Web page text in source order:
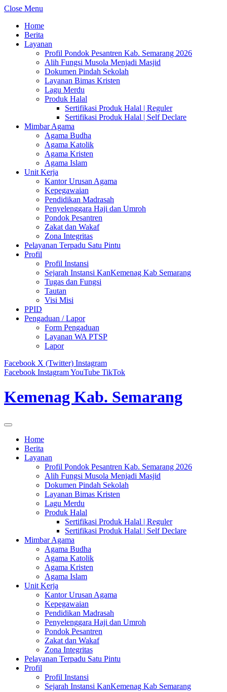
Close Menu
Home
Berita
Layanan
Profil Pondok Pesantren Kab. Semarang 2026
Alih Fungsi Musola Menjadi Masjid
Dokumen Pindah Sekolah
Layanan Bimas Kristen
Lagu Merdu
Produk Halal
Sertifikasi Produk Halal | Reguler
Sertifikasi Produk Halal | Self Declare
Mimbar Agama
Agama Budha
Agama Katolik
Agama Kristen
Agama Islam
Unit Kerja
Kantor Urusan Agama
Kepegawaian
Pendidikan Madrasah
Penyelenggara Haji dan Umroh
Pondok Pesantren
Zakat dan Wakaf
Zona Integritas
Pelayanan Terpadu Satu Pintu
Profil
Profil Instansi
Sejarah Instansi KanKemenag Kab Semarang
Tugas dan Fungsi
Tautan
Visi Misi
PPID
Pengaduan / Lapor
Form Pengaduan
Layanan WA PTSP
Lapor
Facebook X (Twitter) Instagram
Facebook InstagramYouTube TikTok
Kemenag Kab. Semarang
Home
Berita
Layanan
Profil Pondok Pesantren Kab. Semarang 2026
Alih Fungsi Musola Menjadi Masjid
Dokumen Pindah Sekolah
Layanan Bimas Kristen
Lagu Merdu
Produk Halal
Sertifikasi Produk Halal | Reguler
Sertifikasi Produk Halal | Self Declare
Mimbar Agama
Agama Budha
Agama Katolik
Agama Kristen
Agama Islam
Unit Kerja
Kantor Urusan Agama
Kepegawaian
Pendidikan Madrasah
Penyelenggara Haji dan Umroh
Pondok Pesantren
Zakat dan Wakaf
Zona Integritas
Pelayanan Terpadu Satu Pintu
Profil
Profil Instansi
Sejarah Instansi KanKemenag Kab Semarang